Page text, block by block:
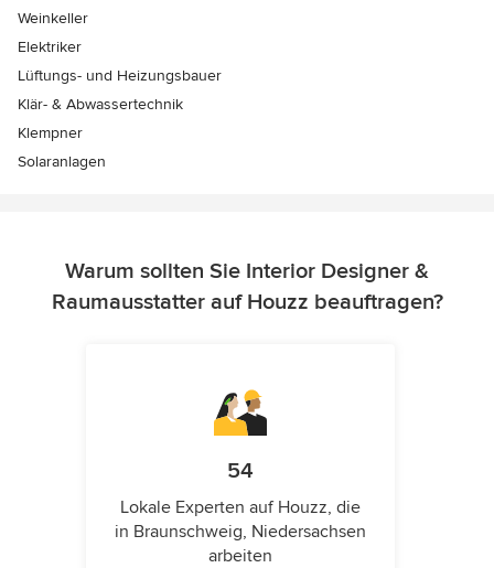
Weinkeller
Elektriker
Lüftungs- und Heizungsbauer
Klär- & Abwassertechnik
Klempner
Solaranlagen
Warum sollten Sie Interior Designer &
Raumausstatter auf Houzz beauftragen?
54
Lokale Experten auf Houzz, die
in Braunschweig, Niedersachsen
arbeiten